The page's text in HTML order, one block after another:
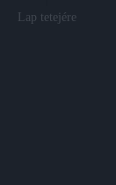
Lap tetejére